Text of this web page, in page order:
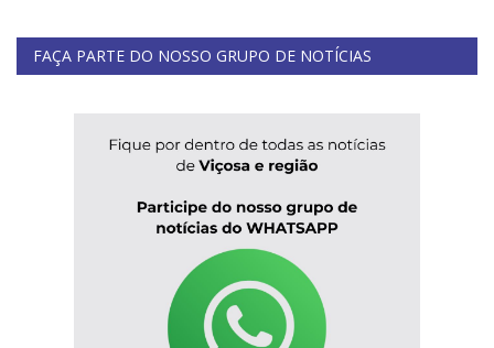
FAÇA PARTE DO NOSSO GRUPO DE NOTÍCIAS